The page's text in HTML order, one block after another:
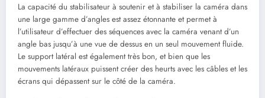
La capacité du stabilisateur à soutenir et à stabiliser la caméra dans
une large gamme d’angles est assez étonnante et permet à
l’utilisateur d’effectuer des séquences avec la caméra venant d’un
angle bas jusqu’à une vue de dessus en un seul mouvement fluide.
Le support latéral est également très bon, et bien que les
mouvements latéraux puissent créer des heurts avec les câbles et les
écrans qui dépassent sur le côté de la caméra.